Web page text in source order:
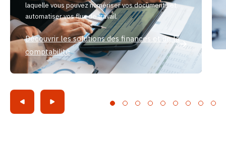
laquelle vous pouvez numériser vos documents et
automatiser vos flux de travail.
Découvrir les solutions des finances et de la
comptabilité